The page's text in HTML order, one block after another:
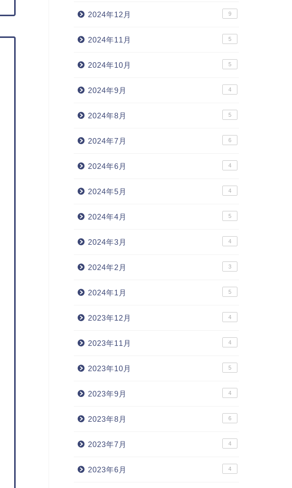
2024年12月 9
2024年11月 5
2024年10月 5
2024年9月 4
2024年8月 5
2024年7月 6
2024年6月 4
2024年5月 4
2024年4月 5
2024年3月 4
2024年2月 3
2024年1月 5
2023年12月 4
2023年11月 4
2023年10月 5
2023年9月 4
2023年8月 6
2023年7月 4
2023年6月 4